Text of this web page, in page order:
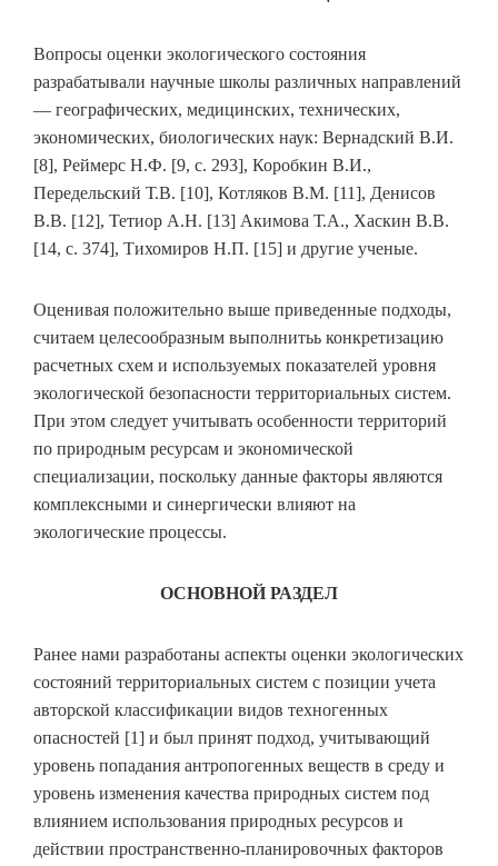
Вопросы оценки экологического состояния
разрабатывали научные школы различных направлений
— географических, медицинских, технических,
экономических, биологических наук: Вернадский В.И.
[8], Реймерс Н.Ф. [9, с. 293], Коробкин В.И.,
Передельский Т.В. [10], Котляков В.М. [11], Денисов
В.В. [12], Тетиор А.Н. [13] Акимова Т.А., Хаскин В.В.
[14, с. 374], Тихомиров Н.П. [15] и другие ученые.
Оценивая положительно выше приведенные подходы,
считаем целесообразным выполнитьь конкретизацию
расчетных схем и используемых показателей уровня
экологической безопасности территориальных систем.
При этом следует учитывать особенности территорий
по природным ресурсам и экономической
специализации, поскольку данные факторы являются
комплексными и синергически влияют на
экологические процессы.
ОСНОВНОЙ РАЗДЕЛ
Ранее нами разработаны аспекты оценки экологических
состояний территориальных систем с позиции учета
авторской классификации видов техногенных
опасностей [1] и был принят подход, учитывающий
уровень попадания антропогенных веществ в среду и
уровень изменения качества природных систем под
влиянием использования природных ресурсов и
действии пространственно-планировочных факторов